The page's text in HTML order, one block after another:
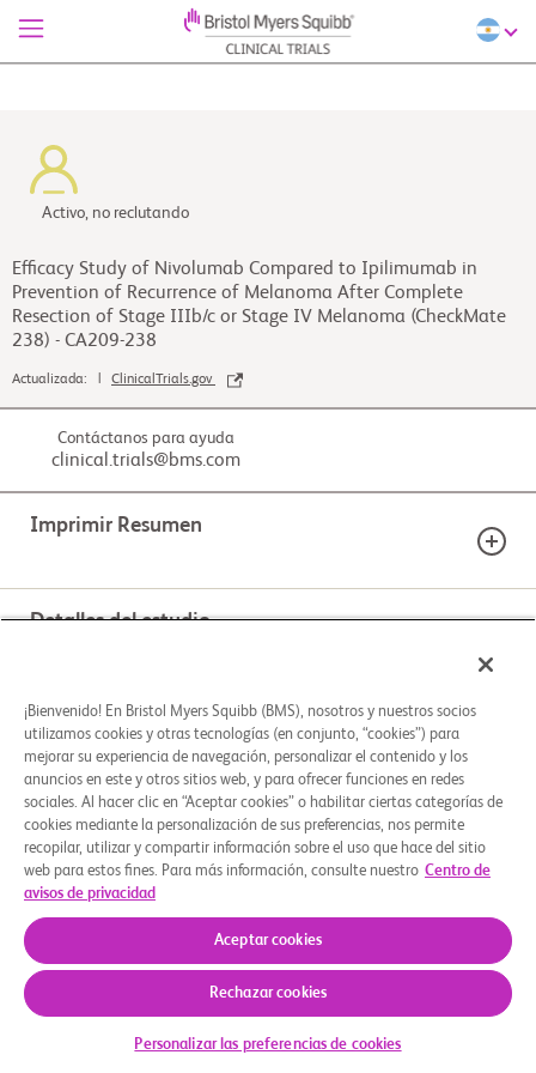
Activo, no reclutando
Efficacy Study of Nivolumab Compared to Ipilimumab in
Prevention of Recurrence of Melanoma After Complete
Resection of Stage IIIb/c or Stage IV Melanoma (CheckMate
238) - CA209-238
Actualizada: | ClinicalTrials.gov
Contáctanos para ayuda
clinical.trials@bms.com
Imprimir Resumen
poder hablar mejor con su médico.
Use la guía de estudios para explorar el proceso de
participación en un estudio clínico. Comprenda qué
factores clave debe considerar antes de decidirse y
piense preguntas para hacerle a su equipo de
atención médica.
Descargar guía
Detalles del estudio
Phase 3
Fase
Géneros
Rango de edad
Activo, no
reclutando
Opciones de tratamiento
BRAZOS DEL ESTUDIO
INTERVENCIÓN ASIGNADA
Experimental: Ipilimumab and Placebo
matching Nivolumab
Other: Placebo matching Nivolumab Drug: Ipilimumab
Criterios clave de elegibilidad
                    For more information regarding BMS clinical trial
participation, please visit
        www.BMSStudyConnect.com
        Inclusion Criteria:
and/or institutional policies
population) to participate. For
¡Bienvenido! En Bristol Myers Squibb (BMS), nosotros y nuestros socios
utilizamos cookies y otras tecnologías (en conjunto, “cookies”) para
mejorar su experiencia de navegación, personalizar el contenido y los
anuncios en este y otros sitios web, y para ofrecer funciones en redes
sociales. Al hacer clic en “Aceptar cookies” o habilitar ciertas categorías de
cookies mediante la personalización de sus preferencias, nos permite
recopilar, utilizar y compartir información sobre el uso que hace del sitio
web para estos fines. Para más información, consulte nuestro Centro de
avisos de privacidad
Aceptar cookies
Rechazar cookies
Personalizar las preferencias de cookies